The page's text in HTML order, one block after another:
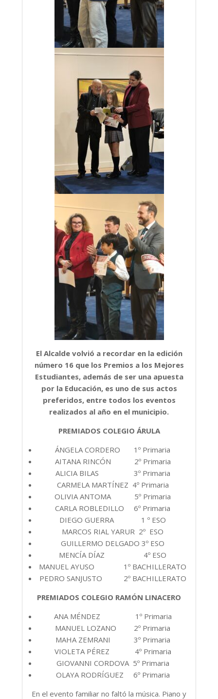
El Alcalde volvió a recordar en la edición
número 16 que los Premios a los Mejores
Estudiantes, además de ser una apuesta
por la Educación, es uno de sus actos
preferidos, entre todos los eventos
realizados al año en el municipio.
PREMIADOS COLEGIO ÁRULA
ÁNGELA CORDERO 1º Primaria
AITANA RINCÓN 2º Primaria
ALICIA BILAS 3º Primaria
CARMELA MARTÍNEZ 4º Primaria
OLIVIA ANTOMA 5º Primaria
CARLA ROBLEDILLO 6º Primaria
DIEGO GUERRA 1 º ESO
MARCOS RIAL YARUR 2º ESO
GUILLERMO DELGADO 3º ESO
MENCÍA DÍAZ 4º ESO
MANUEL AYUSO 1º BACHILLERATO
PEDRO SANJUSTO 2º BACHILLERATO
PREMIADOS COLEGIO RAMÓN LINACERO
ANA MÉNDEZ 1º Primaria
MANUEL LOZANO 2º Primaria
MAHA ZEMRANI 3º Primaria
VIOLETA PÉREZ 4º Primaria
GIOVANNI CORDOVA 5º Primaria
OLAYA RODRÍGUEZ 6º Primaria
En el evento familiar no faltó la música. Piano y